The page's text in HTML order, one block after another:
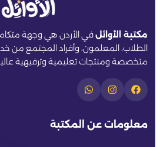
مكتبة الأوائلفي الأردن هي وجهة
الطلاب، المعلمون، وأفراد المجتمع من
متخصصة ومنتجات تعليمية وترفيهية
معلومات عن المكتبة